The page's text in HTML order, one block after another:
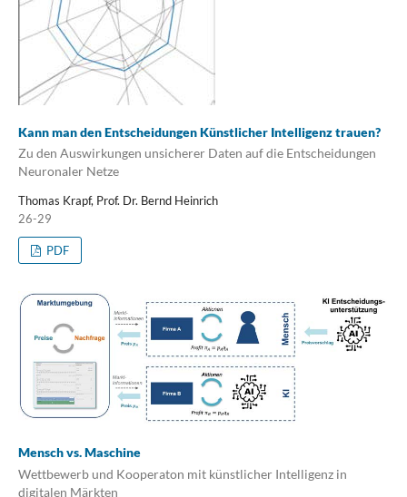
Kann man den Entscheidungen Künstlicher Intelligenz trauen?
Zu den Auswirkungen unsicherer Daten auf die Entscheidungen
Neuronaler Netze
Thomas Krapf, Prof. Dr. Bernd Heinrich
26-29
PDF
Mensch vs. Maschine
Wettbewerb und Kooperaton mit künstlicher Intelligenz in
digitalen Märkten